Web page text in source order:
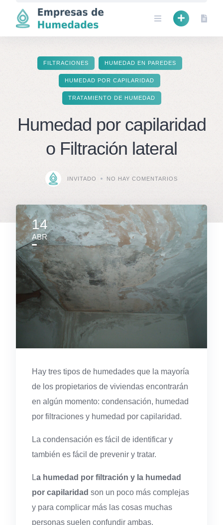
content
FILTRACIONES HUMEDAD EN PAREDES
HUMEDAD POR CAPILARIDAD
TRATAMIENTO DE HUMEDAD
Humedad por capilaridad
o Filtración lateral
INVITADO NO HAY COMENTARIOS
14
ABR
Hay tres tipos de humedades que la mayoría
de los propietarios de viviendas encontrarán
en algún momento: condensación, humedad
por filtraciones y humedad por capilaridad.
La condensación es fácil de identificar y
también es fácil de prevenir y tratar.
La humedad por filtración y la humedad
por capilaridad son un poco más complejas
y para complicar más las cosas muchas
personas suelen confundir ambas.